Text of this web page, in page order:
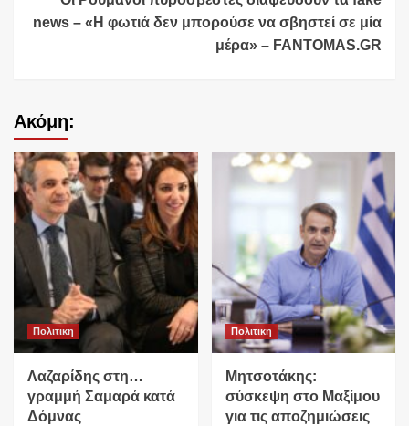
news – «Η φωτιά δεν μπορούσε να σβηστεί σε μία
μέρα» – FANTOMAS.GR
Ακόμη:
Πολιτικη
Λαζαρίδης στη…
γραμμή Σαμαρά κατά
Δόμνας
Πολιτικη
Μητσοτάκης:
σύσκεψη στο Μαξίμου
για τις αποζημιώσεις